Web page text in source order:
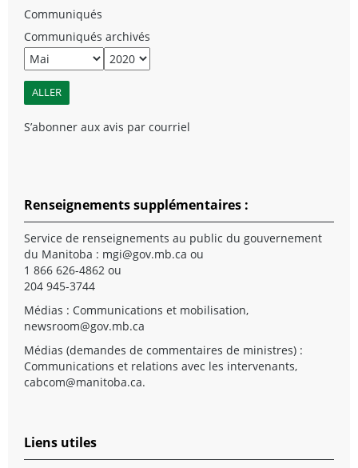
Communiqués
Communiqués archivés
S’abonner aux avis par courriel
Renseignements supplémentaires :
Service de renseignements au public du gouvernement
du Manitoba : mgi@gov.mb.ca ou
1 866 626-4862 ou
204 945-3744
Médias : Communications et mobilisation,
newsroom@gov.mb.ca
Médias (demandes de commentaires de ministres) :
Communications et relations avec les intervenants,
cabcom@manitoba.ca.
Liens utiles